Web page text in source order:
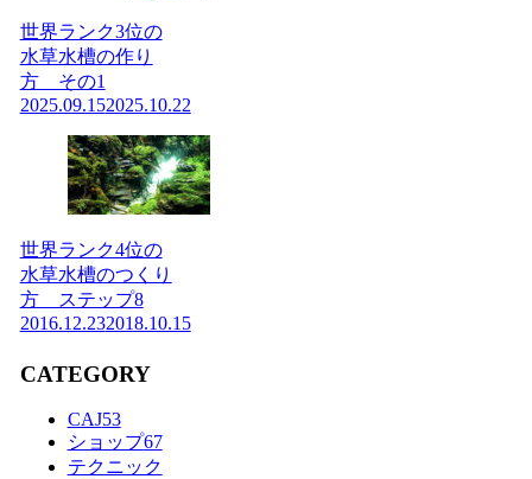
世界ランク3位の
水草水槽の作り
方 その1
2025.09.152025.10.22
世界ランク4位の
水草水槽のつくり
方 ステップ8
2016.12.232018.10.15
CATEGORY
CAJ53
ショップ67
テクニック